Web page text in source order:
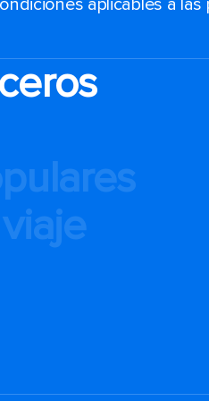
aplicables a las